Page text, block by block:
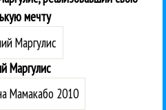
мечту
Маргулис